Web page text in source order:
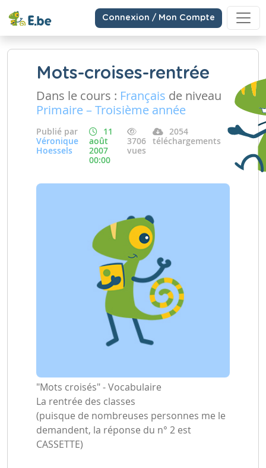
Connexion / Mon Compte
Mots-croises-rentrée
Dans le cours : Français de niveau
Primaire – Troisième année
Publié par
Véronique
Hoessels
11
août
2007
00:00
3706
vues
2054
téléchargements
"Mots croisés" - Vocabulaire
La rentrée des classes
(puisque de nombreuses personnes me le
demandent, la réponse du n° 2 est
CASSETTE)